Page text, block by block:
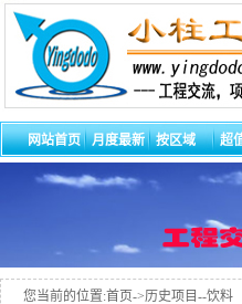
网站首页 月度最新 按区域 超
您当前的位置:首页->历史项目--饮料